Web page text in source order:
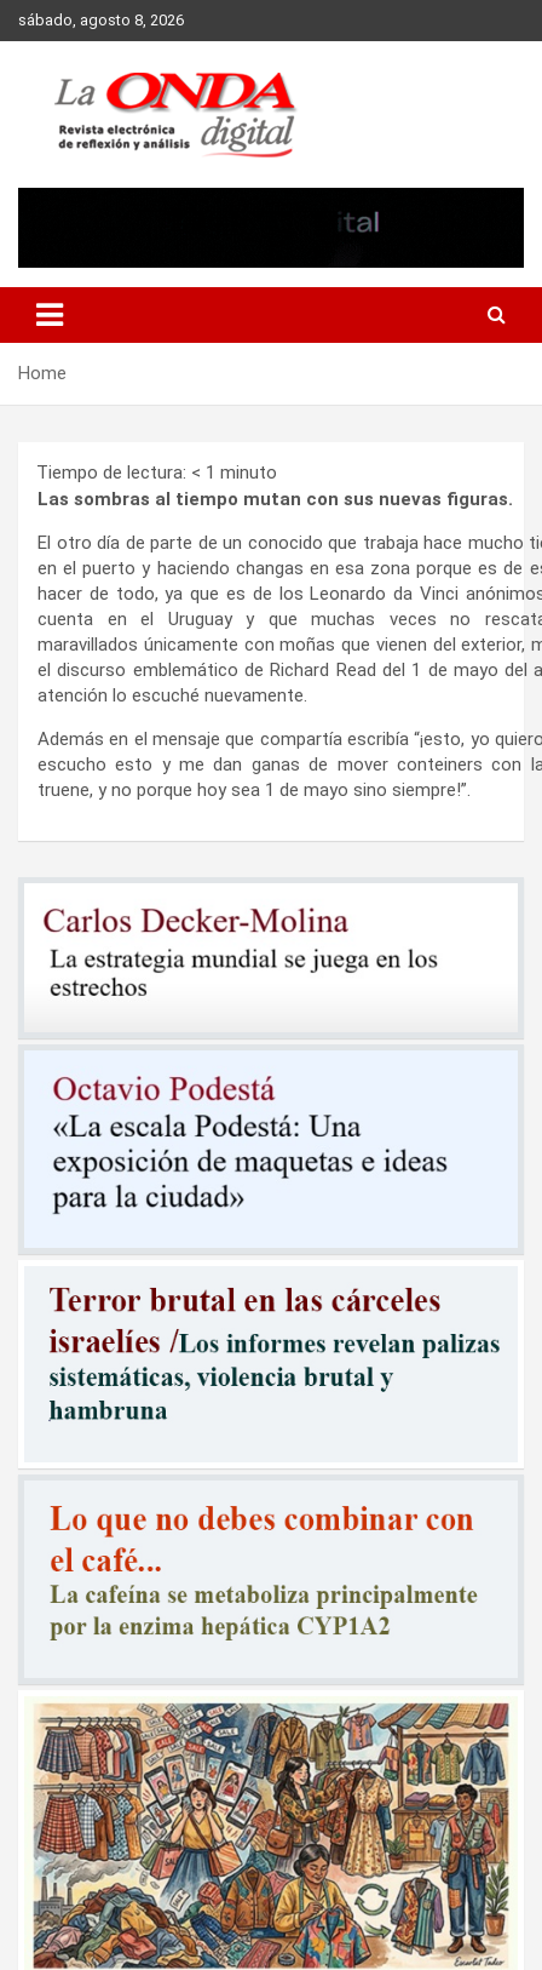
Skip
to
sábado, agosto 8, 2026
Home
Tiempo de lectura: < 1 minuto
Las sombras al tiempo mutan con sus nuevas figuras.
El otro día de parte de un conocido que trabaja hace mucho
en el puerto y haciendo changas en esa zona porque es de
hacer de todo, ya que es de los Leonardo da Vinci
cuenta en el Uruguay y que muchas veces no
maravillados únicamente con moñas que vienen del exterior,
el discurso emblemático de Richard Read del 1 de mayo del
atención lo escuché nuevamente.
Además en el mensaje que compartía escribía “¡esto, yo
escucho esto y me dan ganas de mover conteiners con
truene, y no porque hoy sea 1 de mayo sino siempre!”.